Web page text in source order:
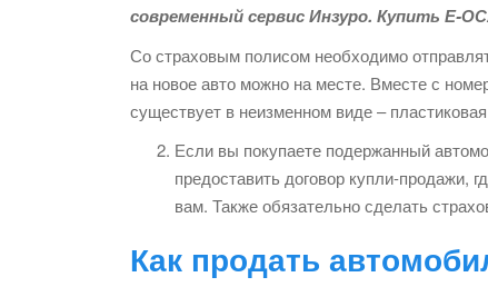
современный сервис Инзуро. Купить Е-
Со страховым полисом необходимо
на новое авто можно на месте. Вместе с
существует в неизменном виде –
Если вы покупаете подержанный
предоставить договор купли-
вам. Также обязательно сделать
Как продать